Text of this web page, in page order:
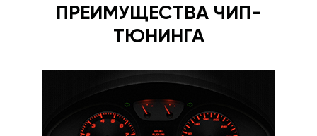
ПРЕИМУЩЕСТВА ЧИП-
ТЮНИНГА